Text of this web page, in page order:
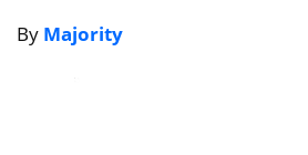
By Majority